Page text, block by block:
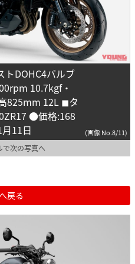
トDOHC4バルブ
10.7kgf・
825mm 12L ◼︎タ
●価格:168
11日
(画像 No.8/11)
で次の写真へ
戻る